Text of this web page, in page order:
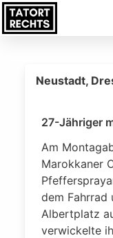
Neustadt,
27-Jähriger
Am
Marokkaner
dem Fahrrad
Albertplatz
verwickelte